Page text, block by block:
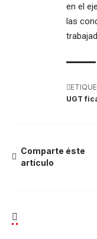
en el
las
UGT
Comparte éste
artículo